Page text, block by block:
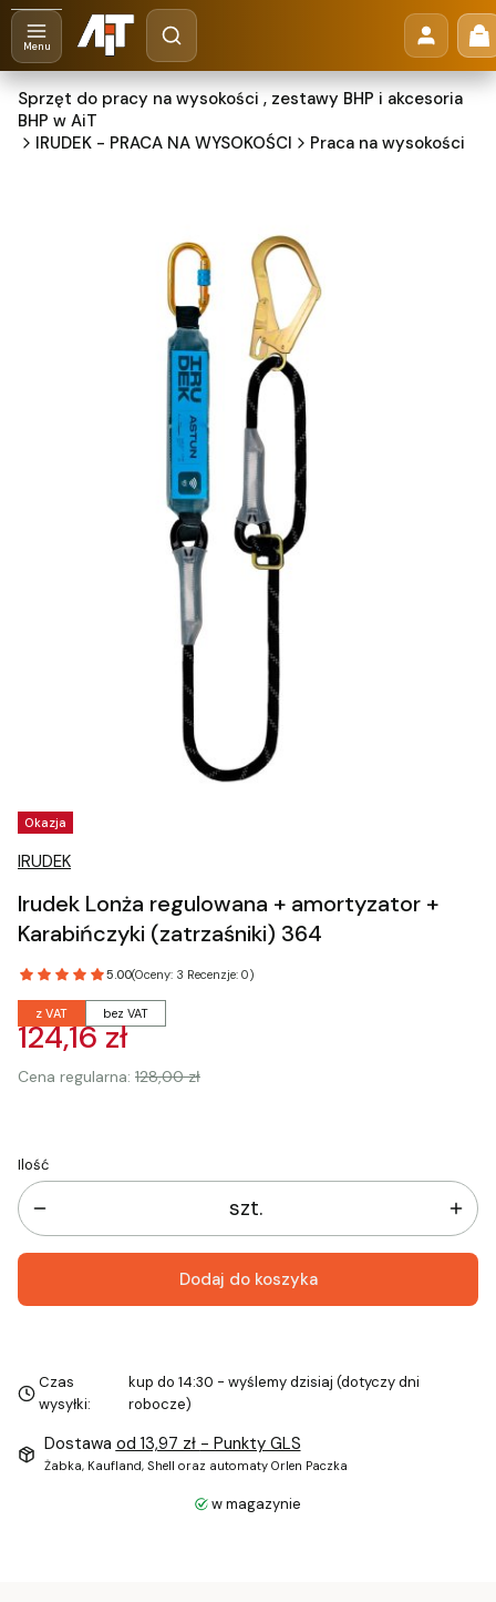
Otwórz wyszukiwarkę
Szukaj
Sprzęt do pracy na wysokości , zestawy BHP i akcesoria
BHP w AiT
IRUDEK - PRACA NA WYSOKOŚCI
Praca na wysokości
Tagi produktu
Okazja
IRUDEK
Irudek Lonża regulowana + amortyzator +
Karabińczyki (zatrzaśniki) 364
5.00(Oceny: 3 Recenzje: 0)
z VAT bez VAT
124,16 zł
Cena regularna: 128,00 zł
Ilość
szt.
Dodaj do koszyka
Czas
wysyłki:
kup do 14:30 - wyślemy dzisiaj (dotyczy dni
robocze)
Dostawa od 13,97 zł - Punkty GLS
Żabka, Kaufland, Shell oraz automaty Orlen Paczka
w magazynie
Menu